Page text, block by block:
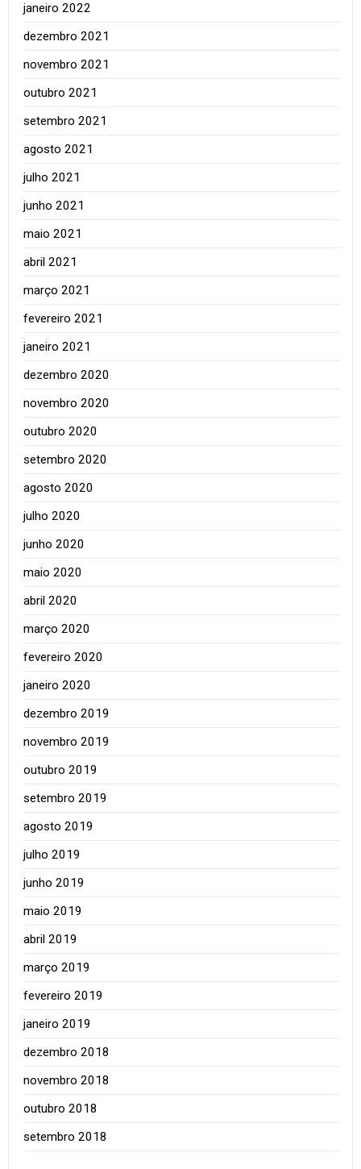
janeiro 2022
dezembro 2021
novembro 2021
outubro 2021
setembro 2021
agosto 2021
julho 2021
junho 2021
maio 2021
abril 2021
março 2021
fevereiro 2021
janeiro 2021
dezembro 2020
novembro 2020
outubro 2020
setembro 2020
agosto 2020
julho 2020
junho 2020
maio 2020
abril 2020
março 2020
fevereiro 2020
janeiro 2020
dezembro 2019
novembro 2019
outubro 2019
setembro 2019
agosto 2019
julho 2019
junho 2019
maio 2019
abril 2019
março 2019
fevereiro 2019
janeiro 2019
dezembro 2018
novembro 2018
outubro 2018
setembro 2018